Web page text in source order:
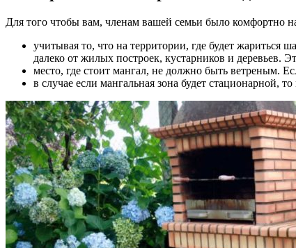
Для того чтобы вам, членам вашей семьи было комфортно
учитывая то, что на территории, где будет жариться
далеко от жилых построек, кустарников и деревьев.
место, где стоит мангал, не должно быть ветреным.
в случае если мангальная зона будет стационарной,